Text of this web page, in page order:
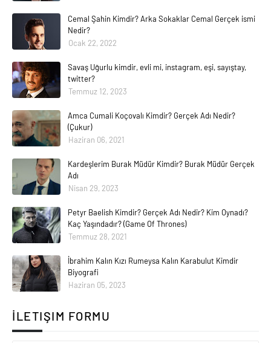
Cemal Şahin Kimdir? Arka Sokaklar Cemal Gerçek ismi
Nedir?
Ocak 22, 2022
Savaş Uğurlu kimdir, evli mi, instagram, eşi, sayıştay,
twitter?
Temmuz 12, 2023
Amca Cumali Koçovalı Kimdir? Gerçek Adı Nedir?
(Çukur)
Haziran 06, 2021
Kardeşlerim Burak Müdür Kimdir? Burak Müdür Gerçek
Adı
Nisan 29, 2023
Petyr Baelish Kimdir? Gerçek Adı Nedir? Kim Oynadı?
Kaç Yaşındadır? (Game Of Thrones)
Temmuz 28, 2021
İbrahim Kalın Kızı Rumeysa Kalın Karabulut Kimdir
Biyografi
Haziran 05, 2023
İLETIŞIM FORMU